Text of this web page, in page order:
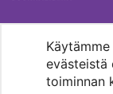
evästeistä
toiminnan